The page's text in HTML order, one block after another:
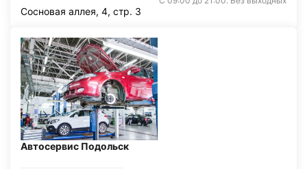
Сосновая аллея, 4, стр. 3
Автосервис Подольск